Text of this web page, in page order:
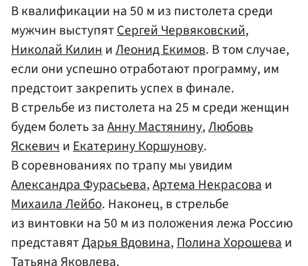
В квалификации на 50 м из пистолета среди
мужчин выступятСергей Червяковский,
Николай Килин иЛеонид Екимов. В том случае,
если они успешно отработают программу, им
предстоит закрепить успех в финале.
В стрельбе из пистолета на 25 м среди женщин
будем болеть заАнну Мастянину,Любовь
Яскевич и Екатерину Коршунову.
В соревнованиях по трапу мы увидим
Александра Фурасьева,Артема Некрасова и
Михаила Лейбо. Наконец, в стрельбе
из винтовки на 50 м из положения лежа Россию
представятДарья Вдовина, Полина Хорошева и
Татьяна Яковлева.